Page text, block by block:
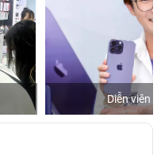
Diễn viên